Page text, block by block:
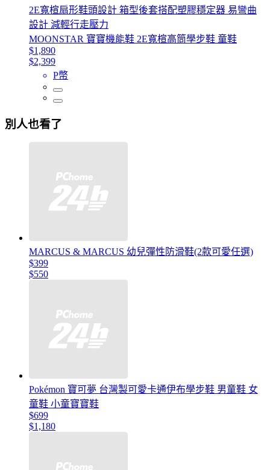
2E寬楦扇形鞋頭設計 箱型後套搭配塑膠穩定器 易彎曲
設計 減輕行走壓力
MOONSTAR 寶寶機能鞋 2E寬楦高筒學步鞋 童鞋
$1,890
$2,399
P幣
別人也看了
MARCUS & MARCUS 幼兒彈性防滑鞋(2款可愛任選)
$399
$550
Pokémon 寶可夢 台灣製可愛卡通伊布學步鞋 男童鞋 女
童鞋 小童寶寶鞋
$699
$1,180